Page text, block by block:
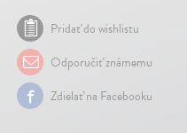
Pridať do wishlistu
Odporučiť známemu
Zdielať na Facebooku